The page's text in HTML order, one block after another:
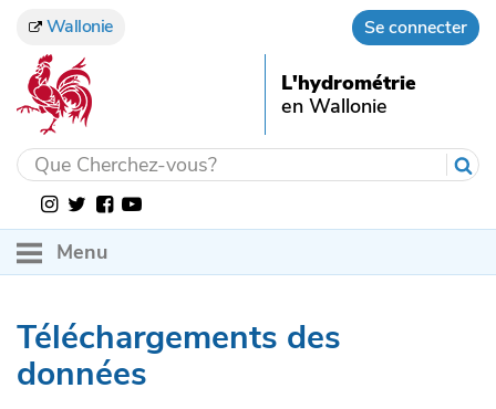
Wallonie Se connecter
L'hydrométrie
en Wallonie
Menu
OBSERVATIONS
Hauteur
SERVICES
Téléchargements des
données